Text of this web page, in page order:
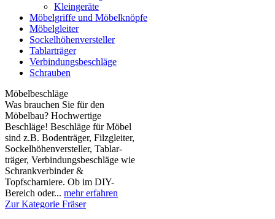
Kleingeräte
Möbelgriffe und Möbelknöpfe
Möbelgleiter
Sockelhöhenversteller
Tablarträger
Verbindungsbeschläge
Schrauben
Möbelbeschläge
Was brauchen Sie für den
Möbelbau? Hochwertige
Beschläge! Beschläge für Möbel
sind z.B. Boden­träger, Filzgleiter,
Sockelhöhen­versteller, Tablar­
träger, Verbindungs­beschläge wie
Schrank­verbinder &
Topfscharniere. Ob im DIY-
Bereich oder... mehr erfahren
Zur Kategorie Fräser